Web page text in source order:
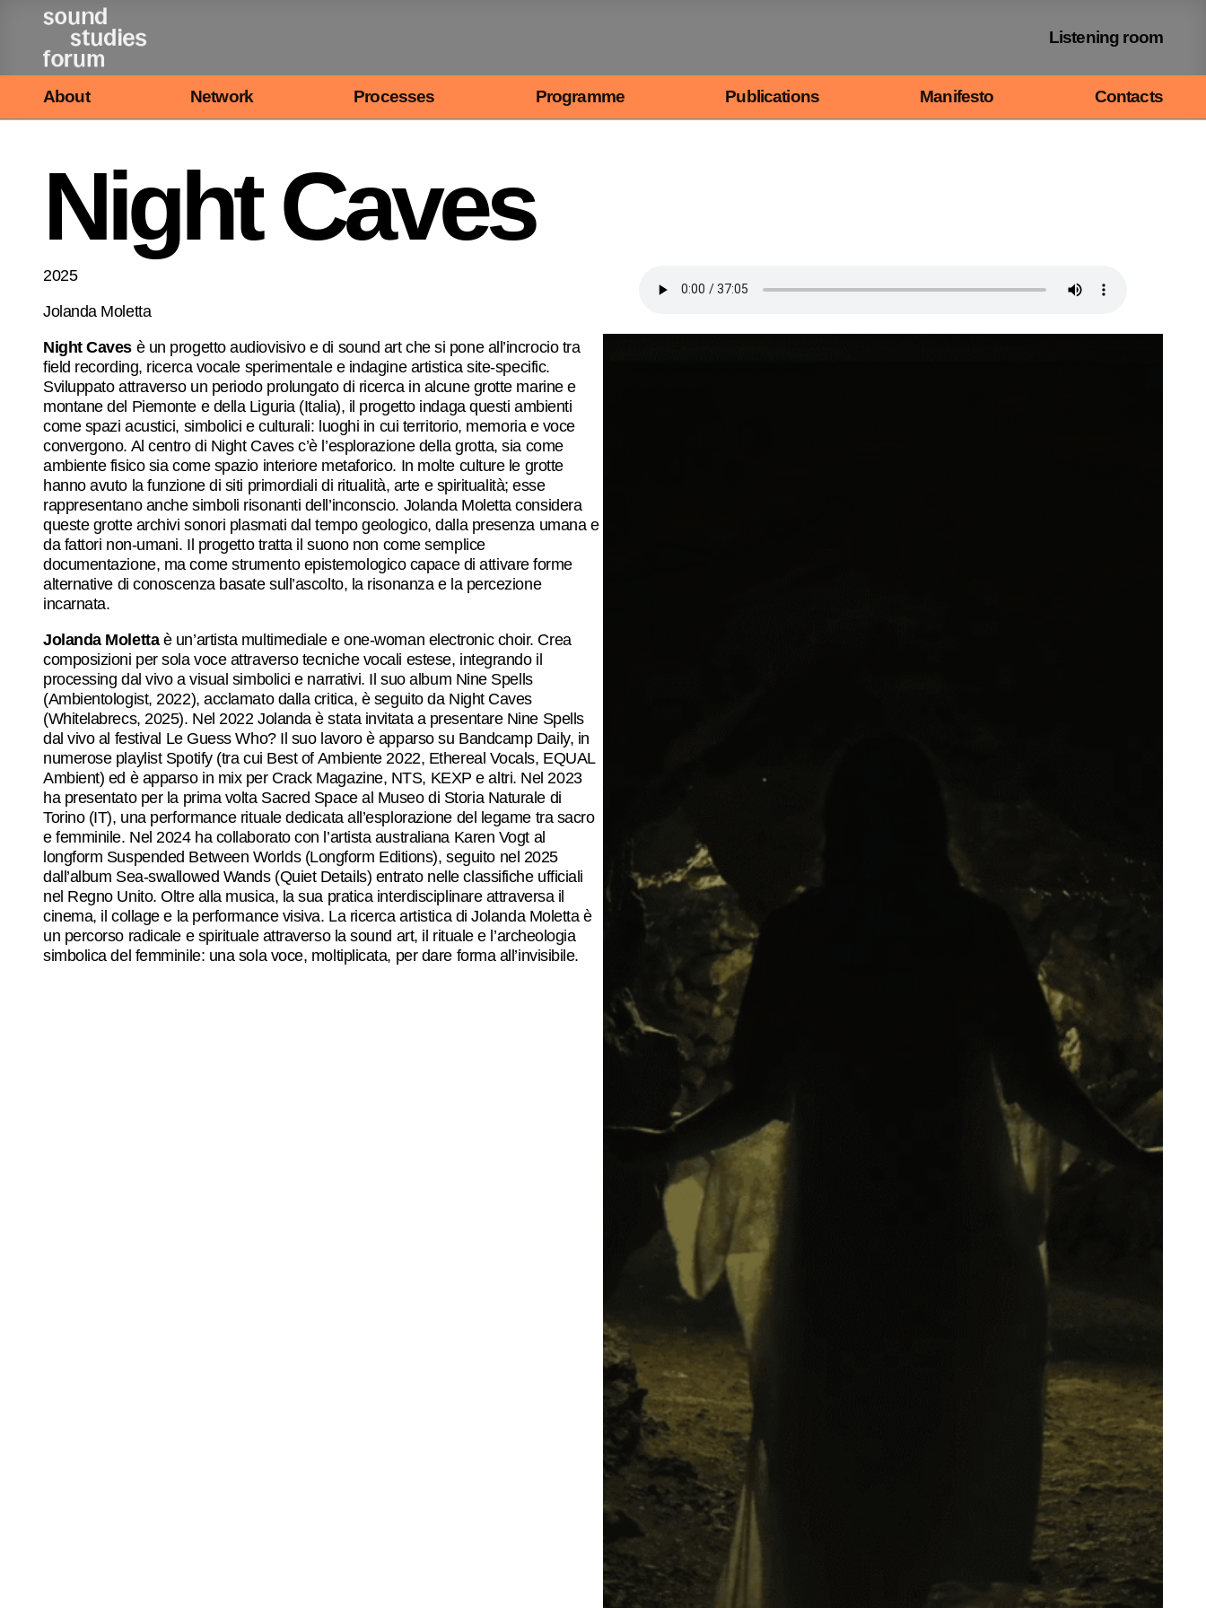
Listening room
About Network Processes Programme Publications Manifesto Contacts
Night Caves
2025
Jolanda Moletta
Night Caves è un progetto audiovisivo e di sound art che si pone all’incrocio tra
field recording, ricerca vocale sperimentale e indagine artistica site-specific.
Sviluppato attraverso un periodo prolungato di ricerca in alcune grotte marine e
montane del Piemonte e della Liguria (Italia), il progetto indaga questi ambienti
come spazi acustici, simbolici e culturali: luoghi in cui territorio, memoria e voce
convergono. Al centro di Night Caves c’è l’esplorazione della grotta, sia come
ambiente fisico sia come spazio interiore metaforico. In molte culture le grotte
hanno avuto la funzione di siti primordiali di ritualità, arte e spiritualità; esse
rappresentano anche simboli risonanti dell’inconscio. Jolanda Moletta considera
queste grotte archivi sonori plasmati dal tempo geologico, dalla presenza umana e
da fattori non-umani. Il progetto tratta il suono non come semplice
documentazione, ma come strumento epistemologico capace di attivare forme
alternative di conoscenza basate sull’ascolto, la risonanza e la percezione
incarnata.
Jolanda Molettaè un’artista multimediale e one-woman electronic choir. Crea
composizioni per sola voce attraverso tecniche vocali estese, integrando il
processing dal vivo a visual simbolici e narrativi. Il suo album Nine Spells
(Ambientologist, 2022), acclamato dalla critica, è seguito da Night Caves
(Whitelabrecs, 2025). Nel 2022 Jolanda è stata invitata a presentare Nine Spells
dal vivo al festival Le Guess Who? Il suo lavoro è apparso su Bandcamp Daily, in
numerose playlist Spotify (tra cui Best of Ambiente 2022, Ethereal Vocals, EQUAL
Ambient) ed è apparso in mix per Crack Magazine, NTS, KEXP e altri. Nel 2023
ha presentato per la prima volta Sacred Space al Museo di Storia Naturale di
Torino (IT), una performance rituale dedicata all’esplorazione del legame tra sacro
e femminile. Nel 2024 ha collaborato con l’artista australiana Karen Vogt al
longform Suspended Between Worlds (Longform Editions), seguito nel 2025
dall’album Sea-swallowed Wands (Quiet Details) entrato nelle classifiche ufficiali
nel Regno Unito. Oltre alla musica, la sua pratica interdisciplinare attraversa il
cinema, il collage e la performance visiva. La ricerca artistica di Jolanda Moletta è
un percorso radicale e spirituale attraverso la sound art, il rituale e l’archeologia
simbolica del femminile: una sola voce, moltiplicata, per dare forma all’invisibile.